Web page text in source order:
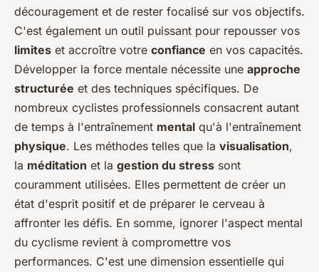
découragement et de rester focalisé sur vos objectifs.
C'est également un outil puissant pour repousser vos
limites et accroître votre confiance en vos capacités.
Développer la force mentale nécessite une approche
structurée et des techniques spécifiques. De
nombreux cyclistes professionnels consacrent autant
de temps à l'entraînement mental qu'à l'entraînement
physique. Les méthodes telles que la visualisation,
la méditation et la gestion du stress sont
couramment utilisées. Elles permettent de créer un
état d'esprit positif et de préparer le cerveau à
affronter les défis. En somme, ignorer l'aspect mental
du cyclisme revient à compromettre vos
performances. C'est une dimension essentielle qui